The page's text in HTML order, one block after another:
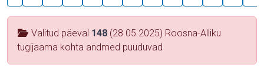
Valitud päeval 148 (28.05.2025) Roosna-Alliku
tugijaama kohta andmed puuduvad